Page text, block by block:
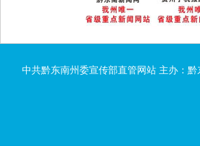
中共黔东南州委宣传部直管网站 主办：黔